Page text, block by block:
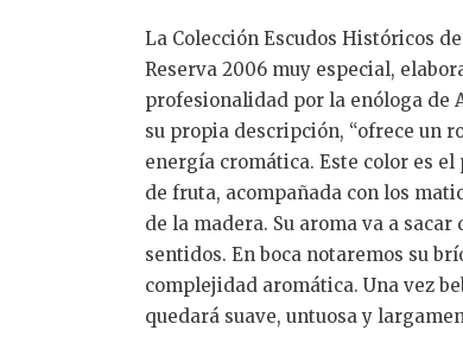
La Colección Escudos Históricos
Reserva 2006 muy especial,
profesionalidad por la enóloga de
su propia descripción, “ofrece un
energía cromática. Este color es
de fruta, acompañada con los
de la madera. Su aroma va a
sentidos. En boca notaremos su
complejidad aromática. Una vez
quedará suave, untuosa y